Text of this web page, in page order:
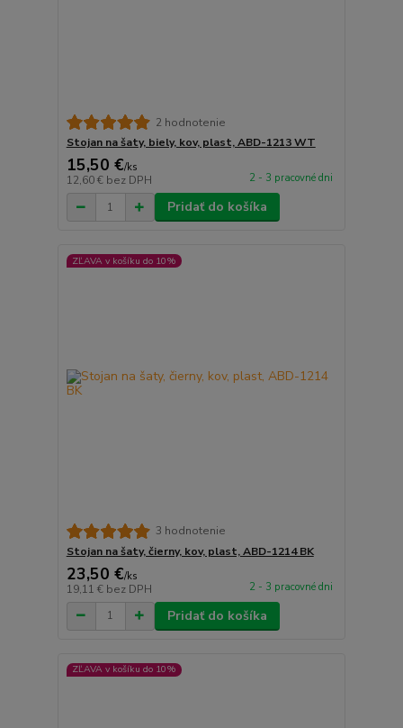
2 hodnotenie
Stojan na šaty, biely, kov, plast, ABD-1213 WT
15,50 €/ks
12,60 € bez DPH 2 - 3 pracovné dni
Pridať do košíka
ZĽAVA v košíku do 10%
3 hodnotenie
Stojan na šaty, čierny, kov, plast, ABD-1214 BK
23,50 €/ks
19,11 € bez DPH 2 - 3 pracovné dni
Pridať do košíka
ZĽAVA v košíku do 10%